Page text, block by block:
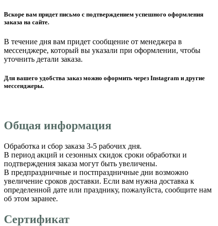
Вскоре вам придет письмо с подтверждением успешного оформления
заказа на сайте.
В течение дня вам придет сообщение от менеджера в
мессенджере, который вы указали при оформлении, чтобы
уточнить детали заказа.
Для вашего удобства заказ можно оформить через Instagram и другие
мессенджеры.
Общая информация
Обработка и сбор заказа 3-5 рабочих дня.
В период акций и сезонных скидок сроки обработки и
подтверждения заказа могут быть увеличены.
В предпраздничные и постпраздничные дни возможно
увеличение сроков доставки. Если вам нужна доставка к
определенной дате или празднику, пожалуйста, сообщите нам
об этом заранее.
Сертификат